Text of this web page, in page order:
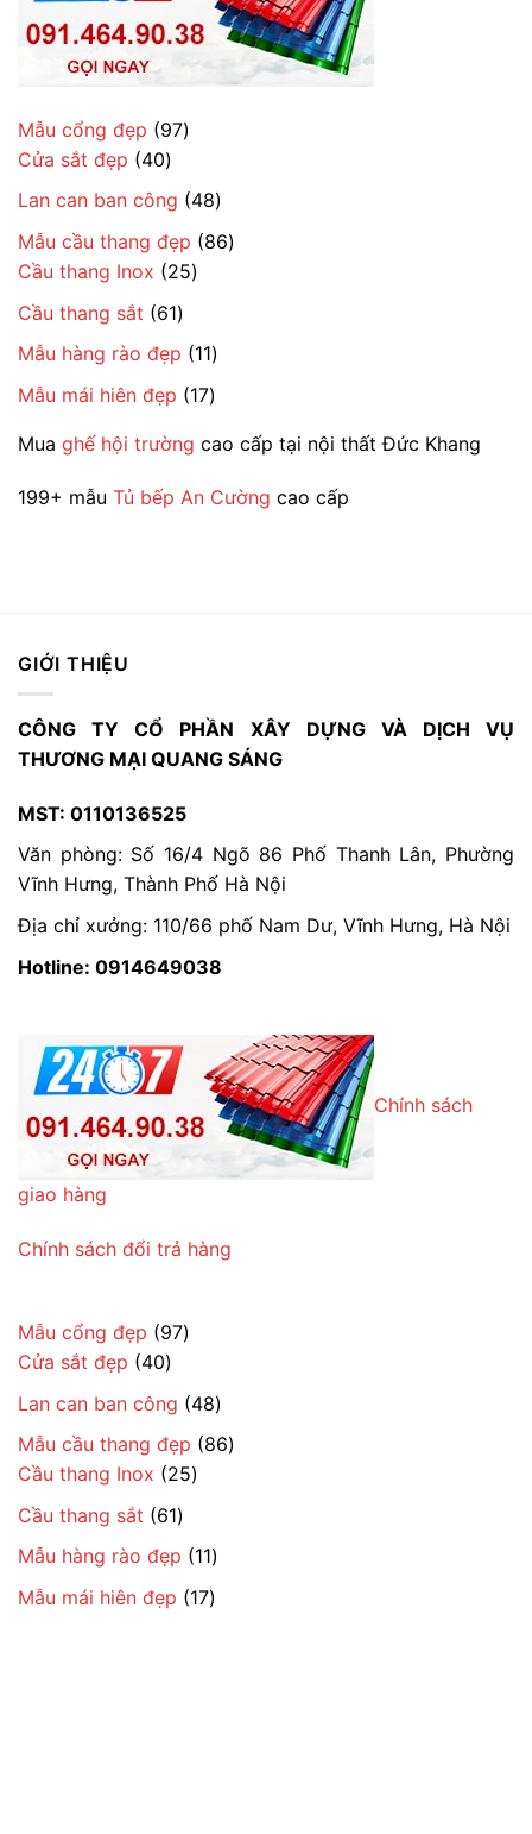
Mẫu cổng đẹp 9797
phẩm
Cửa sắt đẹp 4040
sản
phẩm
Lan can ban công 4848
sản
phẩm
Mẫu cầu thang đẹp 8686
Cầu thang Inox 2525
Cầu thang sắt 6161
sản
phẩm
Mẫu hàng rào đẹp 1111
sản
phẩm
Mẫu mái hiên đẹp 1717
phẩm
Mua ghế hội trường cao cấp tại nội thất Đức Khang
199+ mẫu Tủ bếp An Cường cao cấp
GIỚI THIỆU
CÔNG TY CỔ PHẦN XÂY DỰNG VÀ DỊCH VỤ
THƯƠNG MẠI QUANG SÁNG
MST: 0110136525
Văn phòng: Số 16/4 Ngõ 86 Phố Thanh Lân, Phường
Vĩnh Hưng, Thành Phố Hà Nội
Địa chỉ xưởng: 110/66 phố Nam Dư, Vĩnh Hưng, Hà Nội
Hotline: 0914649038
Chính sách
giao hàng
Chính sách đổi trả hàng
Mẫu cổng đẹp 9797
phẩm
Cửa sắt đẹp 4040
sản
phẩm
Lan can ban công 4848
sản
phẩm
Mẫu cầu thang đẹp 8686
Cầu thang Inox 2525
Cầu thang sắt 6161
sản
phẩm
Mẫu hàng rào đẹp 1111
sản
phẩm
Mẫu mái hiên đẹp 1717